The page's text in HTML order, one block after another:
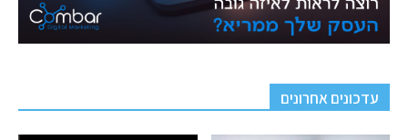
עדכונים אחרונים